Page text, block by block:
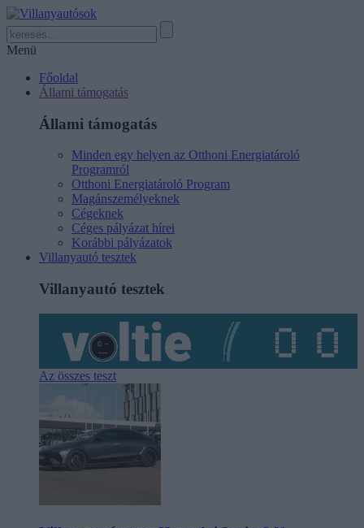
Menü
Főoldal
Állami támogatás
Állami támogatás
Minden egy helyen az Otthoni Energiatároló
Programról
Otthoni Energiatároló Program
Magánszemélyeknek
Cégeknek
Céges pályázat hírei
Korábbi pályázatok
Villanyautó tesztek
Villanyautó tesztek
Az összes teszt